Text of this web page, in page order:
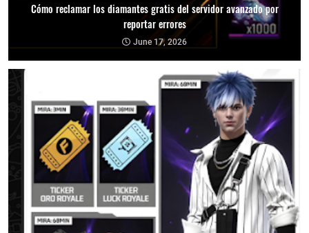
Cómo reclamar los diamantes gratis del servidor avanzado por
reportar errores
June 17, 2026